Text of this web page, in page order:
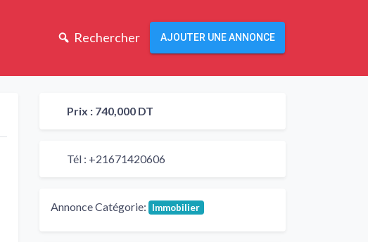
Rechercher AJOUTER UNE ANNONCE
Prix : 740,000 DT
Tél : +21671420606
Annonce Catégorie: Immobilier